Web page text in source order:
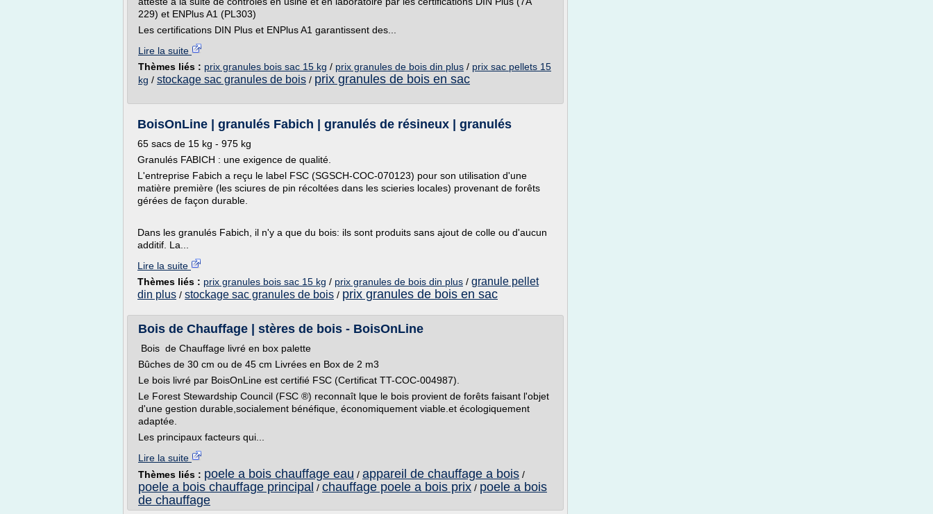
229) et ENPlus A1 (PL303)
Les certifications DIN Plus et ENPlus A1 garantissent des...
Lire la suite
Thèmes liés : prix granules bois sac 15 kg / prix granules de bois din plus / prix sac pellets 15
kg / stockage sac granules de bois / prix granules de bois en sac
BoisOnLine | granulés Fabich | granulés de résineux | granulés
65 sacs de 15 kg - 975 kg
Granulés FABICH : une exigence de qualité.
L'entreprise Fabich a reçu le label FSC (SGSCH-COC-070123) pour son utilisation d'une
matière première (les sciures de pin récoltées dans les scieries locales) provenant de forêts
gérées de façon durable.
Dans les granulés Fabich, il n'y a que du bois: ils sont produits sans ajout de colle ou d'aucun
additif. La...
Lire la suite
Thèmes liés : prix granules bois sac 15 kg / prix granules de bois din plus / granule pellet
din plus / stockage sac granules de bois / prix granules de bois en sac
Bois de Chauffage | stères de bois - BoisOnLine
Bois de Chauffage livré en box palette
Bûches de 30 cm ou de 45 cm Livrées en Box de 2 m3
Le bois livré par BoisOnLine est certifié FSC (Certificat TT-COC-004987).
Le Forest Stewardship Council (FSC ®) reconnaît lque le bois provient de forêts faisant l'objet
d'une gestion durable,socialement bénéfique, économiquement viable.et écologiquement
adaptée.
Les principaux facteurs qui...
Lire la suite
Thèmes liés : poele a bois chauffage eau / appareil de chauffage a bois /
poele a bois chauffage principal / chauffage poele a bois prix / poele a bois
de chauffage